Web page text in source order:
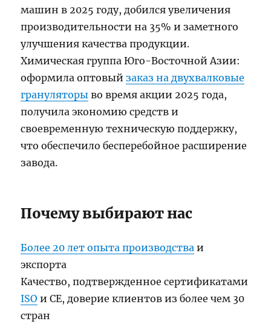
машин в 2025 году, добился увеличения
производительности на 35% и заметного
улучшения качества продукции.
Химическая группа Юго-Восточной Азии:
оформила оптовыйзаказ на двухвалковые
грануляторы во время акции 2025 года,
получила экономию средств и
своевременную техническую поддержку,
что обеспечило бесперебойное расширение
завода.
Почему выбирают нас
Более 20 лет опыта производства и
экспорта
Качество, подтвержденное сертификатами
ISO и CE, доверие клиентов из более чем 30
стран